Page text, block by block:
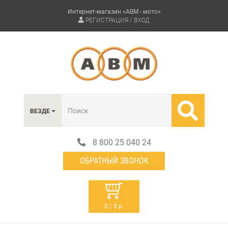
Интернет-магазин «АВМ - мото»
РЕГИСТРАЦИЯ / ВХОД
ВЕЗДЕ
8 800 25 040 24
ОБРАТНЫЙ ЗВОНОК
0 / 0 р.